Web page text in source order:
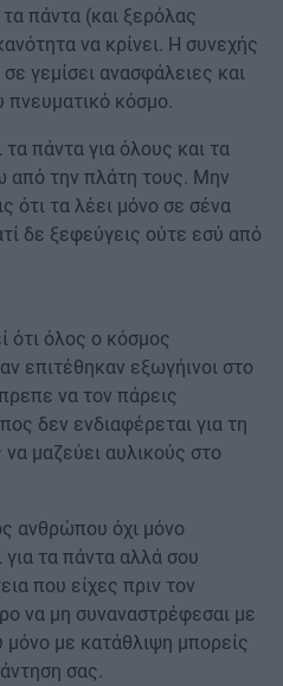
πάντα (και ξερόλας
να κρίνει. Η συνεχής
γεμίσει ανασφάλειες και
πνευματικό κόσμο.
τα πάντα για όλους και τα
από την πλάτη τους. Μην
ότι τα λέει μόνο σε σένα
δε ξεφεύγεις ούτε εσύ από
ότι όλος ο κόσμος
επιτέθηκαν εξωγήινοι στο
να τον πάρεις
δεν ενδιαφέρεται για τη
μαζεύει αυλικούς στο
ανθρώπου όχι μόνο
τα πάντα αλλά σου
που είχες πριν τον
να μη συναναστρέφεσαι με
με κατάθλιψη μπορείς
σας.